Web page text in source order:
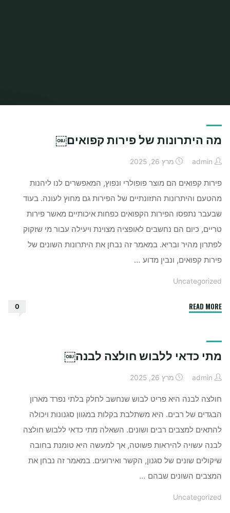
מה היתרונות של פירות קפואים￼
admin מרץ 26, 2025
פירות קפואים הם מוצר פופולרי ונפוץ, המאפשרים לנו ליהנות
מהטעם והיתרונות התזונתיים של הפירות גם מחוץ לעונה. בעוד
שבעבר נתפסו הפירות הקפואים כפחות איכותיים מאשר פירות
טריים, כיום הם נחשבים לאופציה מצוינת ויעילה עבור מי שזקוק
לפתרון מהיר ובריא. במאמר זה נבחן את היתרונות השונים של
פירות קפואים, ונבין מדוע …
Uncategorized
READ MORE
קפואים
0
מתי כדאי ללבוש חולצה לבנה￼
admin מרץ 26, 2025
חולצה לבנה היא פריט לבוש שנחשב לחלק בלתי נפרד מארון
הבגדים של רבים. היא משתלבת בקלות במגוון סגנונות ויכולה
להתאים למצבים רבים ושונים. השאלה מתי כדאי ללבוש חולצה
לבנה עשויה להיראות פשוטה, אך למעשה היא טומנת בחובה
שיקולים שונים של סגנון, הקשר ואירועים. במאמר זה נבחן את
המצבים השונים שבהם …
Uncategorized